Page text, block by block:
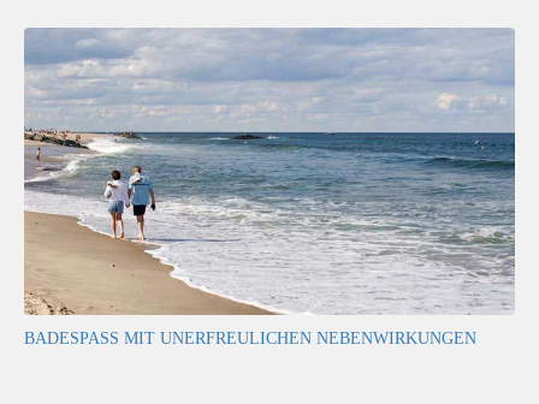
BADESPASS MIT UNERFREULICHEN NEBENWIRKUNGEN